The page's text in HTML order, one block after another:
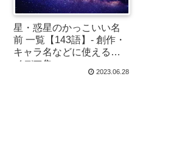
星・惑星のかっこいい名
前 一覧【143語】- 創作・
キャラ名などに使えるア
イデア集
2023.06.28